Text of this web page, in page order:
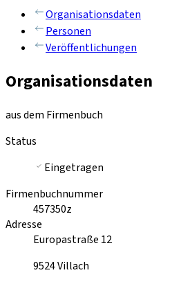
Organisationsdaten
Personen
Veröffentlichungen
Organisationsdaten
aus dem Firmenbuch
Status
Eingetragen
Firmenbuchnummer
457350z
Adresse
Europastraße 12
9524Villach